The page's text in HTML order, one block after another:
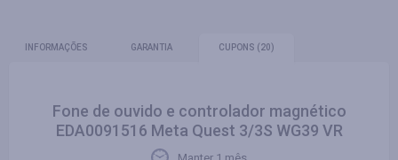
INFORMAÇÕES GARANTIA CUPONS (20)
Fone de ouvido e controlador magnético
EDA0091516 Meta Quest 3/3S WG39 VR